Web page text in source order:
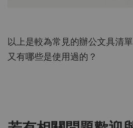
以上是較為常見的辦公文具清
又有哪些是使用過的？